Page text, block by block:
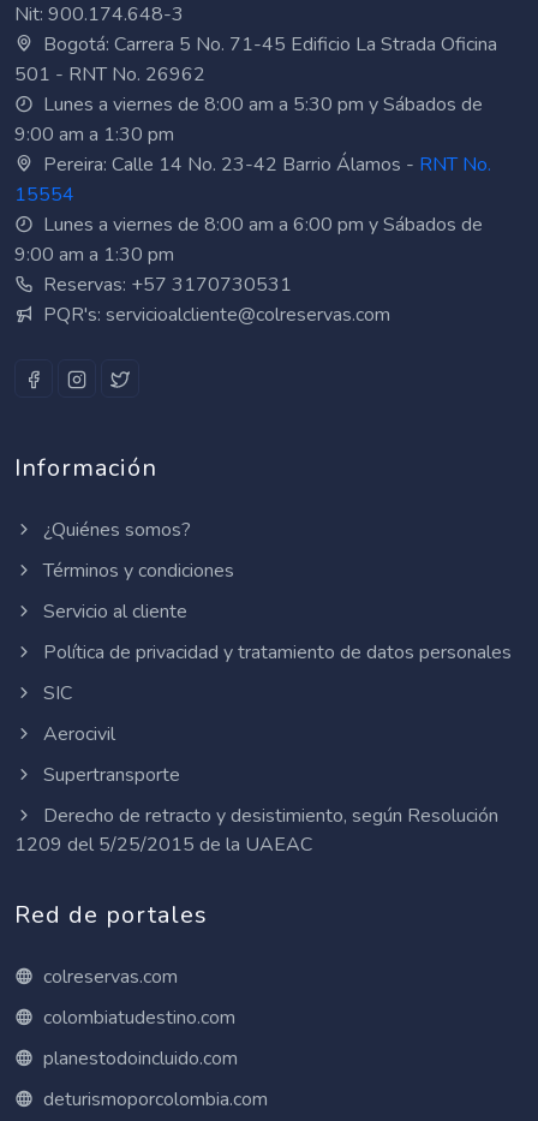
Nit: 900.174.648-3
Bogotá: Carrera 5 No. 71-45 Edificio La Strada Oficina
501 - RNT No. 26962
Lunes a viernes de 8:00 am a 5:30 pm y Sábados de
9:00 am a 1:30 pm
Pereira: Calle 14 No. 23-42 Barrio Álamos - RNT No.
15554
Lunes a viernes de 8:00 am a 6:00 pm y Sábados de
9:00 am a 1:30 pm
Reservas: +57 3170730531
PQR's: servicioalcliente@colreservas.com
Información
¿Quiénes somos?
Términos y condiciones
Servicio al cliente
Política de privacidad y tratamiento de datos personales
SIC
Aerocivil
Supertransporte
Derecho de retracto y desistimiento, según Resolución
1209 del 5/25/2015 de la UAEAC
Red de portales
colreservas.com
colombiatudestino.com
planestodoincluido.com
deturismoporcolombia.com